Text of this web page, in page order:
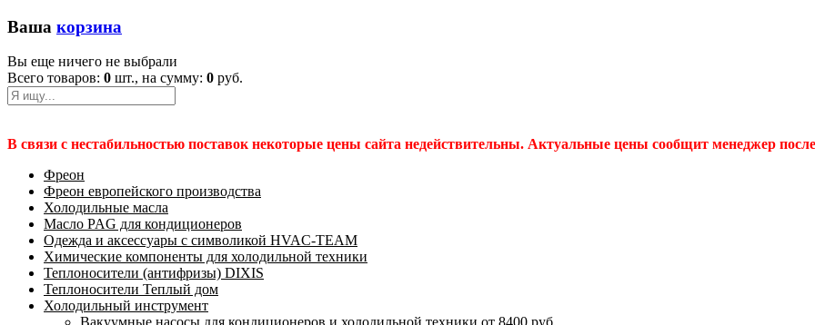
Ваша корзина
Вы еще ничего не выбрали
Всего товаров: 0 шт., на сумму: 0 руб.
В связи с нестабильностью поставок некоторые цены сайта недействительны. Актуальные цены сообщит менеджер
Фреон
Фреон европейского производства
Холодильные масла
Масло PAG для кондиционеров
Одежда и аксессуары с символикой HVAC-TEAM
Химические компоненты для холодильной техники
Теплоносители (антифризы) DIXIS
Теплоносители Теплый дом
Холодильный инструмент